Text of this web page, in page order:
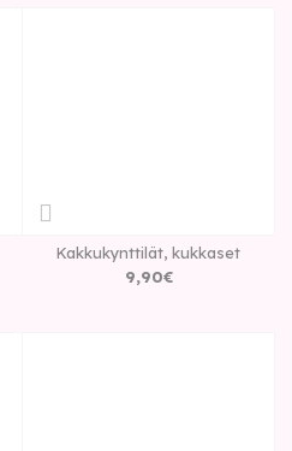
Kakkukynttilät, kukkaset
9,90€